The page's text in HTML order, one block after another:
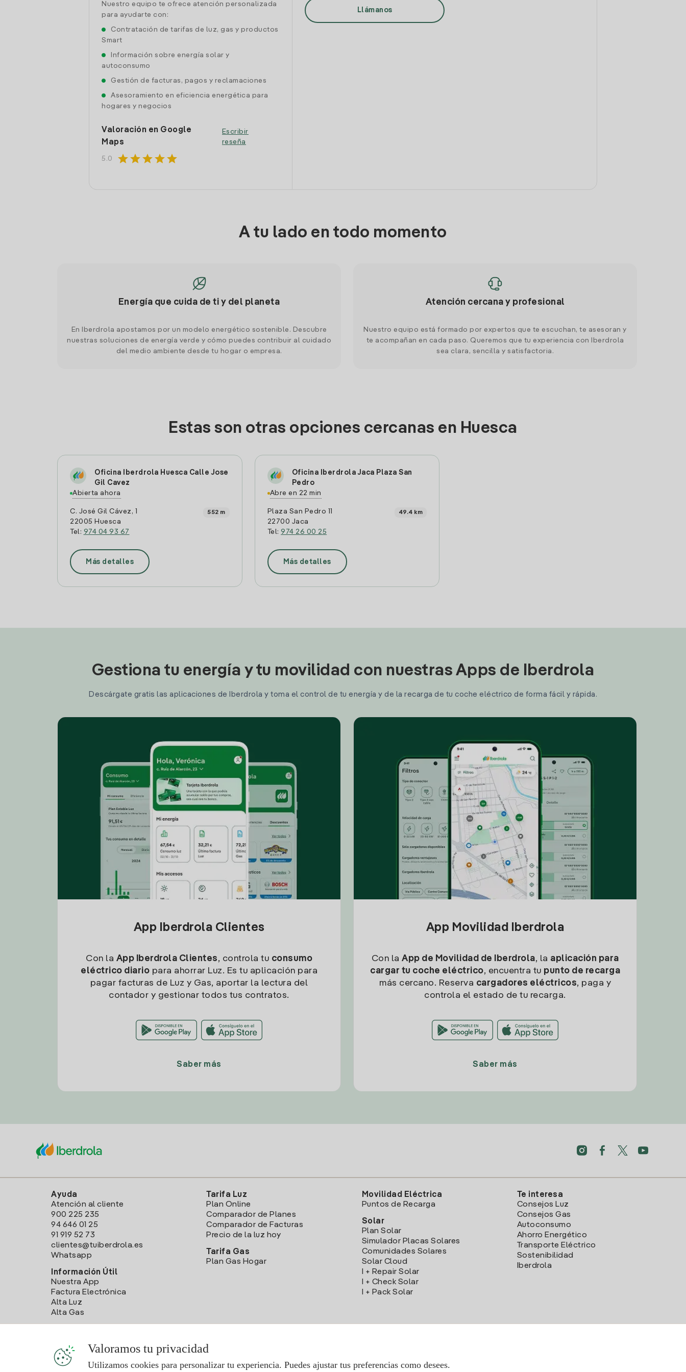
Nuestro equipo te ofrece atención personalizada
para ayudarte con:
Contratación de tarifas de luz, gas y productos
Smart
Información sobre energía solar y
autoconsumo
Gestión de facturas, pagos y reclamaciones
Asesoramiento en eficiencia energética para
hogares y negocios
Valoración en Google
Maps
5.0 starstarstarstarstar
Escribir
reseña
Llámanos
A tu lado en todo momento
Energía que cuida de ti y del planeta
En Iberdrola apostamos por un modelo energético sostenible. Descubre
nuestras soluciones de energía verde y cómo puedes contribuir al cuidado
del medio ambiente desde tu hogar o empresa.
Atención cercana y profesional
Nuestro equipo está formado por expertos que te escuchan, te asesoran y
te acompañan en cada paso. Queremos que tu experiencia con Iberdrola
sea clara, sencilla y satisfactoria.
Estas son otras opciones cercanas en Huesca
Oficina Iberdrola Huesca Calle Jose
Gil Cavez
Abierta ahora
C. José Gil Cávez, 1
22005 Huesca
Tel: 974 04 93 67
552 m
Más detalles
Oficina Iberdrola Jaca Plaza San
Pedro
Abre en 22 min
Plaza San Pedro 11
22700 Jaca
Tel:974 26 00 25
49.4 km
Más detalles
Gestiona tu energía y tu movilidad con nuestras Apps de Iberdrola
Descárgate gratis las aplicaciones de Iberdrola y toma el control de tu energía y de la recarga de tu coche eléctrico de forma fácil y rápida.
App Iberdrola Clientes
Con la App Iberdrola Clientes, controla tu consumo
eléctrico diario para ahorrar Luz. Es tu aplicación para
pagar facturas de Luz y Gas, aportar la lectura del
contador y gestionar todos tus contratos.
Saber más
App Movilidad Iberdrola
Con la App de Movilidad de Iberdrola, la aplicación para
cargar tu coche eléctrico, encuentra tu punto de recarga
más cercano. Reserva cargadores eléctricos, paga y
controla el estado de tu recarga.
Saber más
Ayuda
Atención al cliente
900 225 235
94 646 01 25
91 919 52 73
clientes@tuiberdrola.es
Whatsapp
Información Útil
Nuestra App
Factura Electrónica
Alta Luz
Alta Gas
Tarifa Luz
Plan Online
Comparador de Planes
Comparador de Facturas
Precio de la luz hoy
Tarifa Gas
Plan Gas Hogar
Movilidad Eléctrica
Puntos de Recarga
Solar
Plan Solar
Simulador Placas Solares
Comunidades Solares
Solar Cloud
I + Repair Solar
I + Check Solar
I + Pack Solar
Te interesa
Consejos Luz
Consejos Gas
Autoconsumo
Ahorro Energético
Transporte Eléctrico
Sostenibilidad
Iberdrola
Valoramos tu privacidad
Utilizamos cookies para personalizar tu experiencia. Puedes ajustar tus preferencias como desees.